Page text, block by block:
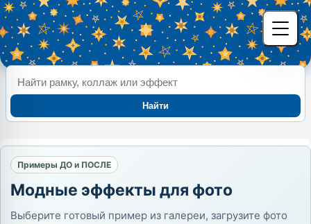
Найти
Примеры ДО и ПОСЛЕ
Модные эффекты для фото
Выберите готовый пример из галереи, загрузите фото